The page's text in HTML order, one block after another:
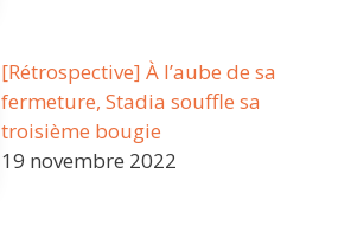
[Rétrospective] À l’aube de sa
fermeture, Stadia souffle sa
troisième bougie
19 novembre 2022